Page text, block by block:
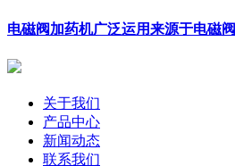
电磁阀加药机广泛运用来源于电磁阀
关于我们
产品中心
新闻动态
联系我们